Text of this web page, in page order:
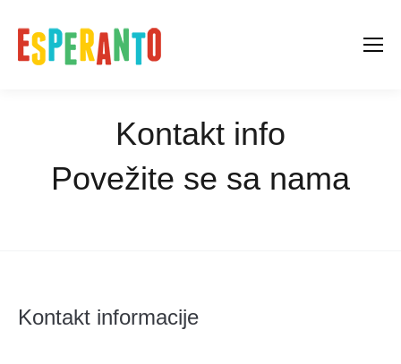
Kontakt info
Povežite se sa nama
Kontakt informacije